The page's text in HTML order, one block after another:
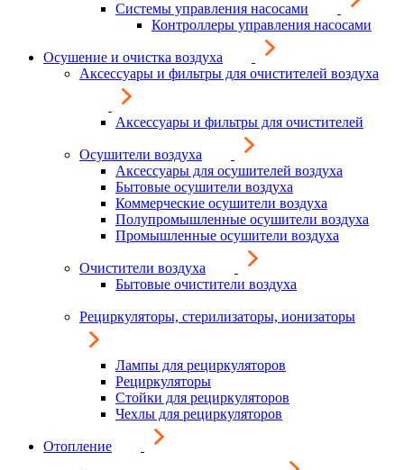
Системы управления насосами
Контроллеры управления насосами
Осушение и очистка воздуха
Аксессуары и фильтры для очистителей воздуха
Аксессуары и фильтры для очистителей
Осушители воздуха
Аксессуары для осушителей воздуха
Бытовые осушители воздуха
Коммерческие осушители воздуха
Полупромышленные осушители воздуха
Промышленные осушители воздуха
Очистители воздуха
Бытовые очистители воздуха
Рециркуляторы, стерилизаторы, ионизаторы
Лампы для рециркуляторов
Рециркуляторы
Стойки для рециркуляторов
Чехлы для рециркуляторов
Отопление